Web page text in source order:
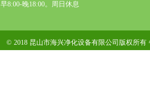
8:00-晚18:00。周日休息
© 2018 昆山市海兴净化设备有限公司版权所有